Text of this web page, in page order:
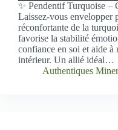
✨ Pendentif Turquoise –
Laissez-vous envelopper
réconfortante de la
favorise la stabilité
confiance en soi et aide
intérieur. Un allié idéal…
Authentiques